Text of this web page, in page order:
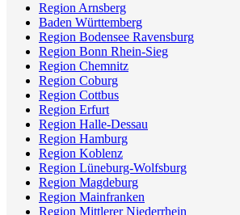
Region Arnsberg
Baden Württemberg
Region Bodensee Ravensburg
Region Bonn Rhein-Sieg
Region Chemnitz
Region Coburg
Region Cottbus
Region Erfurt
Region Halle-Dessau
Region Hamburg
Region Koblenz
Region Lüneburg-Wolfsburg
Region Magdeburg
Region Mainfranken
Region Mittlerer Niederrhein